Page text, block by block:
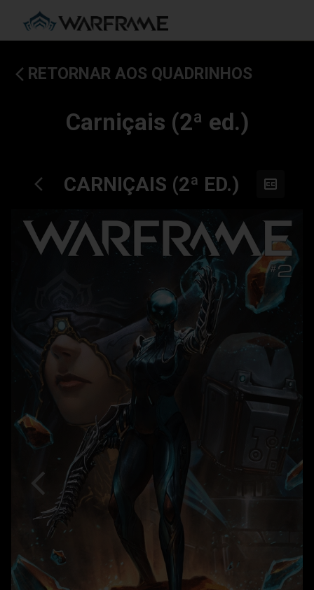
RETORNAR AOS QUADRINHOS
Carniçais (2ª ed.)
CARNIÇAIS (2ª ED.)